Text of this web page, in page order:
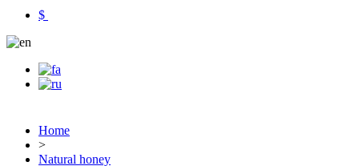
$
Home
>
Natural honey